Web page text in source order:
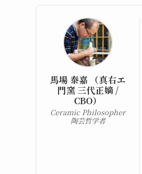
馬場 泰嘉 （真右エ
門窯 三代正嫡 /
CBO）
Ceramic Philosopher
陶芸哲学者